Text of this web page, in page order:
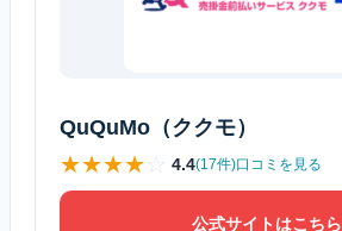
QuQuMo（ククモ）
★★★★☆ 4.4(17件)口コミを見る
公式サイトはこちら